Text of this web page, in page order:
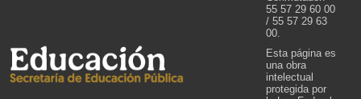
55 57 29 60 00
/ 55 57 29 63
00.
Esta página es
una obra
intelectual
protegida por